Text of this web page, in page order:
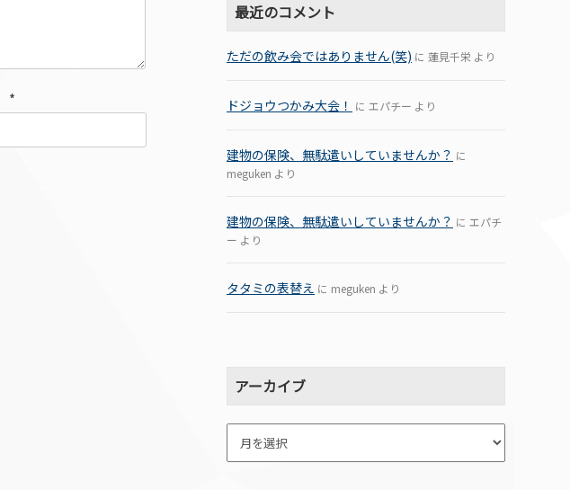
*
最近のコメント
ただの飲み会ではありません(笑) に 蓮見千栄 より
ドジョウつかみ大会！ に エパチー より
建物の保険、無駄遣いしていませんか？ に
meguken より
建物の保険、無駄遣いしていませんか？ に エパチ
ー より
タタミの表替え に meguken より
アーカイブ